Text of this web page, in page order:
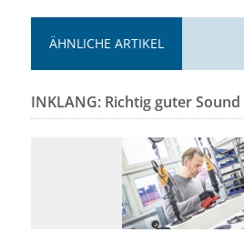
ÄHNLICHE ARTIKEL
INKLANG: Richtig guter Sound